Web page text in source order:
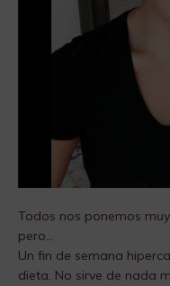
Todos nos ponemos
pero…
Un fin de semana
dieta. No sirve de nada